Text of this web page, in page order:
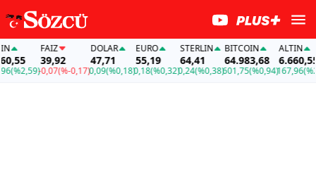
FAİZ
39,92
-0,07(%-0,17)
DOLAR
47,71
0,09(%0,18)
EURO
55,19
0,18(%0,32)
STERLIN
64,41
0,24(%0,38)
BITCOIN
64.983,68
601,75(%0,94)
ALTIN
6.660,55
167,96(%2,59)-